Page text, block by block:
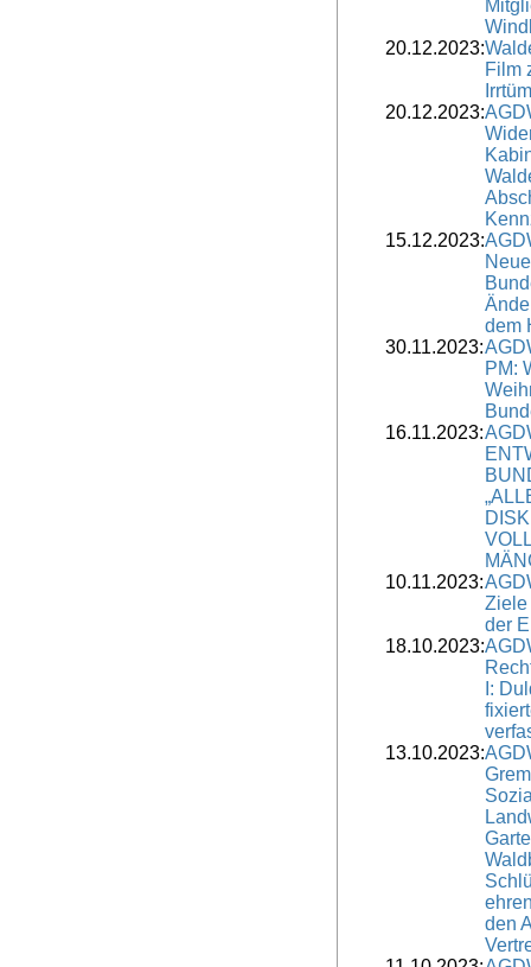
20.12.2023:
Film
20.12.2023:
15.12.2023:
dem
30.11.2023:
PM:
16.11.2023:
10.11.2023:
Ziele
der
18.10.2023:
I:
13.10.2023:
den